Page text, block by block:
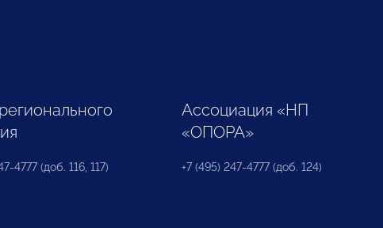
4777 (доб. 116, 117)
Ассоциация «НП
«ОПОРА»
+7 (495) 247-4777 (доб. 124)